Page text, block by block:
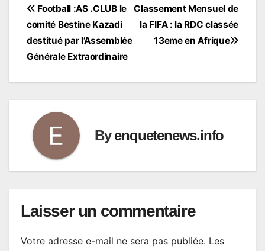
Navigation
de
l’article
Classement Mensuel de
la FIFA : la RDC classée
13eme en Afrique
Football :AS .CLUB le
comité Bestine Kazadi
destitué par l’Assemblée
Générale Extraordinaire
Byenquetenews.info
Laisser un commentaire
Votre adresse e-mail ne sera pas publiée. Les